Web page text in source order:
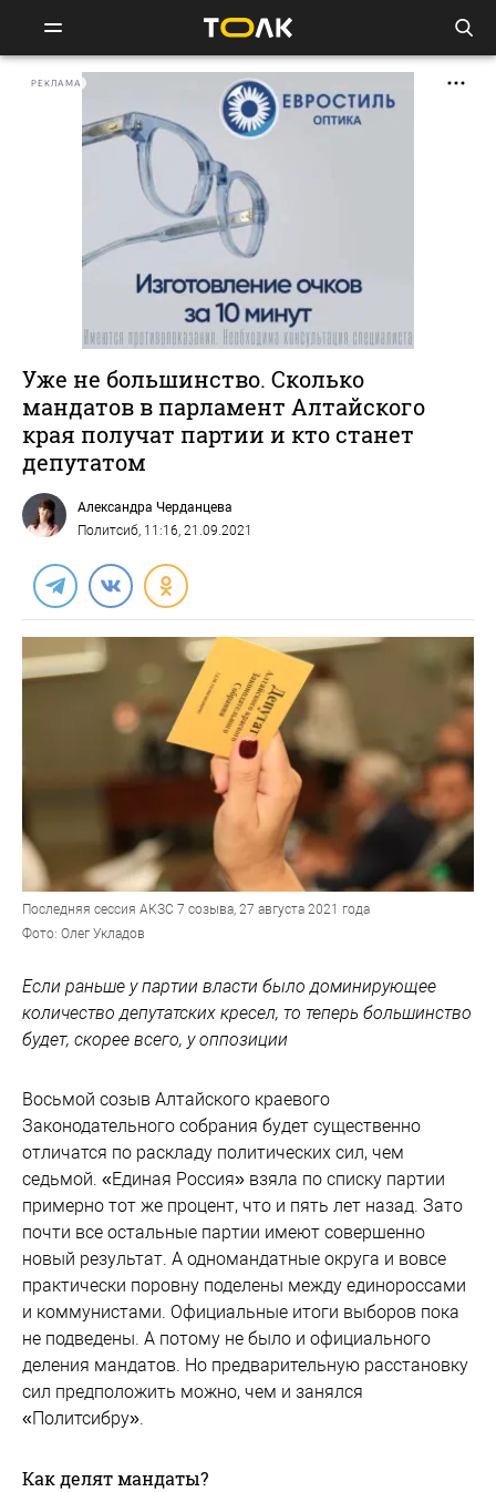
РЕКЛАМА
Уже не большинство. Сколько
мандатов в парламент Алтайского
края получат партии и кто станет
депутатом
Александра Черданцева
Политсиб, 11:16, 21.09.2021
Последняя сессия АКЗС 7 созыва, 27 августа 2021 года
Фото: Олег Укладов
Если раньше у партии власти было доминирующее
количество депутатских кресел, то теперь большинство
будет, скорее всего, у оппозиции
Восьмой созыв Алтайского краевого
Законодательного собрания будет существенно
отличатся по раскладу политических сил, чем
седьмой. «Единая Россия» взяла по списку партии
примерно тот же процент, что и пять лет назад. Зато
почти все остальные партии имеют совершенно
новый результат. А одномандатные округа и вовсе
практически поровну поделены между единороссами
и коммунистами. Официальные итоги выборов пока
не подведены. А потому не было и официального
деления мандатов. Но предварительную расстановку
сил предположить можно, чем и занялся
«Политсибру».
Как делят мандаты?